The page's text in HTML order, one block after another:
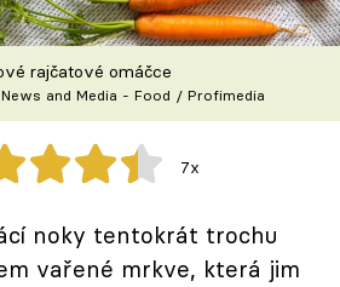
rajčatové omáčce
and Media - Food / Profimedia
7x
noky tentokrát trochu
vařené mrkve, která jim